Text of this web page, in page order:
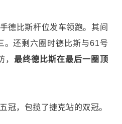
德比斯杆位发车领跑。其间
。还剩六圈时德比斯与61号
， 最终德比斯在最后一圈顶
冠，包揽了捷克站的双冠。